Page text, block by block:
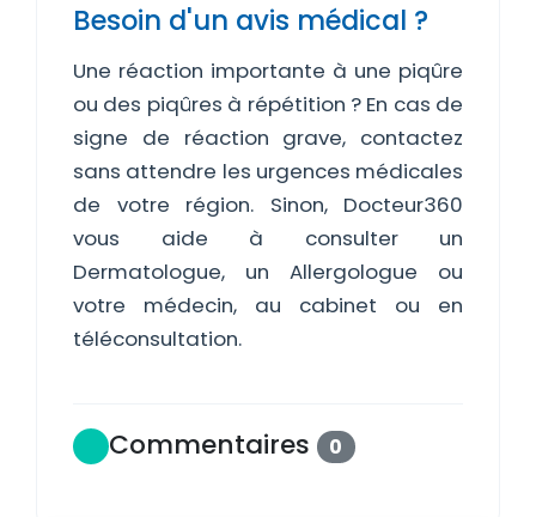
Besoin d'un avis médical ?
Une réaction importante à une piqûre
ou des piqûres à répétition ? En cas de
signe de réaction grave, contactez
sans attendre les urgences médicales
de votre région. Sinon, Docteur360
vous aide à consulter un
Dermatologue, un Allergologue ou
votre médecin, au cabinet ou en
téléconsultation.
Commentaires 0